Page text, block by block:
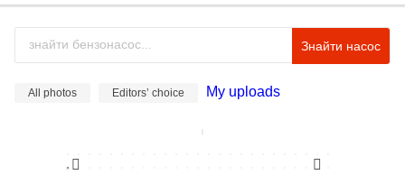
Знайти насос
All photos Editors’ choice My uploads